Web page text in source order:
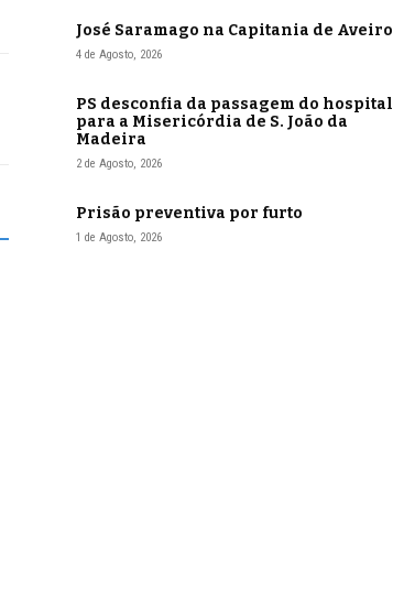
José Saramago na Capitania de Aveiro
4 de Agosto, 2026
PS desconfia da passagem do hospital
para a Misericórdia de S. João da
Madeira
2 de Agosto, 2026
Prisão preventiva por furto
1 de Agosto, 2026